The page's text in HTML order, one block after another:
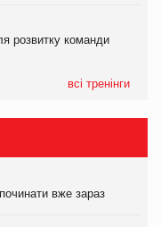
розвитку команди
всі тренінги
вже зараз